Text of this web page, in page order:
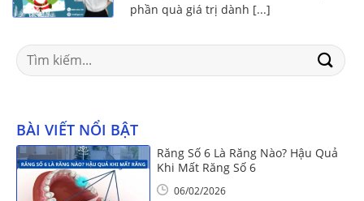
phần quà giá trị dành [...]
Search
for:
BÀI VIẾT NỔI BẬT
Răng Số 6 Là Răng Nào? Hậu Quả
Khi Mất Răng Số 6
06/02/2026